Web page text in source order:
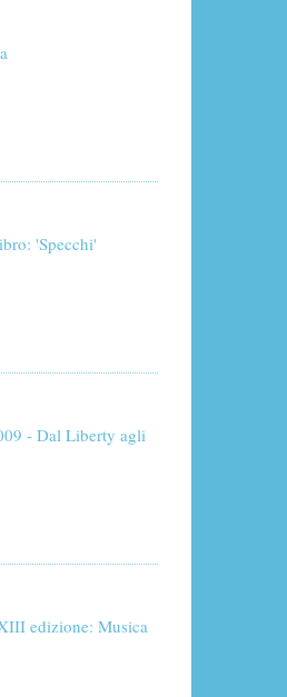
'Specchi'
- Dal Liberty agli
edizione: Musica